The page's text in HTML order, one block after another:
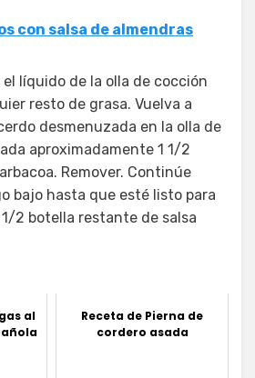
con salsa de almendras
líquido de la olla de cocción
resto de grasa. Vuelva a
desmenuzada en la olla de
aproximadamente 1 1/2
Remover. Continúe
bajo hasta que esté listo para
2 botella restante de salsa
al
Receta de Pierna de
cordero asada